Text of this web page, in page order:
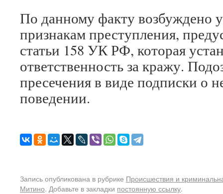
По данному факту возбуждено
признакам преступления,
статьи 158 УК РФ, которая
ответственность за кражу.
пресечения в виде подписки о
поведении.
Запись опубликована в рубрике Происшествия и
Митино. Добавьте в закладки постоянную ссылку.